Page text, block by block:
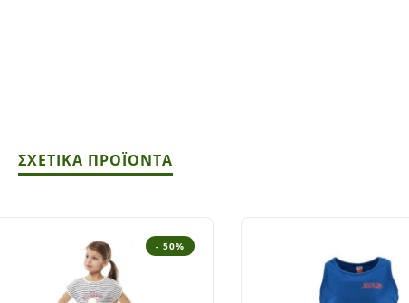
ΣΧΕΤΙΚΆ ΠΡΟΪΌΝΤΑ
- 50%